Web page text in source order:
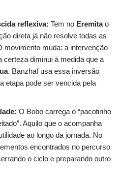
reflexiva: Tem no Eremitao
direta já não resolve todas as
movimento muda: a intervenção
certeza diminui à medida que a
. Banzhaf usa essa inversão
etapa pode ser vencida pela
O Bobo carrega o “pacotinho
Aquilo que o acompanha
ao longo da jornada. No
encontrados no percurso
o ciclo e preparando outro